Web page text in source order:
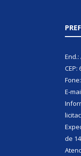
CEP:
Fone:
E-
de